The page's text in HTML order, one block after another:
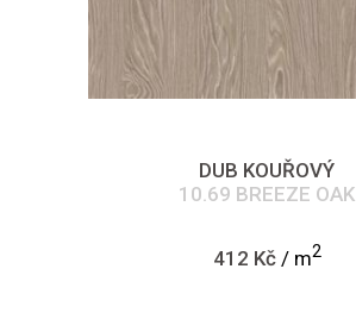
DUB KOUŘOVÝ
10.69 BREEZE OAK
412 Kč/ m2